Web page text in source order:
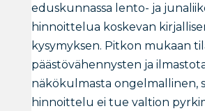
eduskunnassa lento- ja
hinnoittelua koskevan
kysymyksen. Pitkon mukaan
päästövähennysten ja
näkökulmasta ongelmallinen,
hinnoittelu ei tue valtion